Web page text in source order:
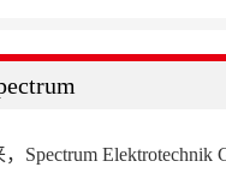
，Spectrum